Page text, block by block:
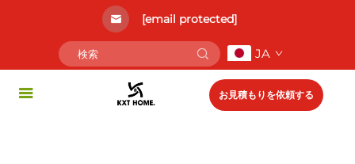
[email protected]
JA
お見積もりを依頼する